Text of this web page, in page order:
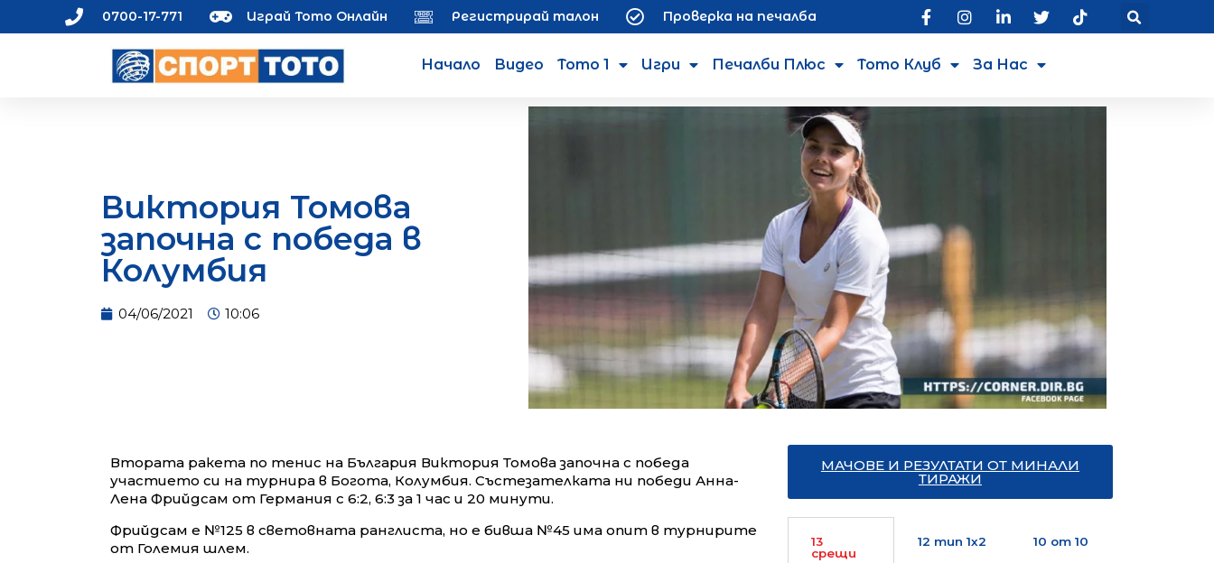
0700-17-771 Играй Тото Онлайн Регистрирай талон Проверка на печалба
Начало Видео Тото 1 Игри Печалби Плюс Тото Клуб За Нас
Виктория Томова
започна с победа в
Колумбия
04/06/2021 10:06
Втората ракета по тенис на България Виктория Томова започна с победа
участието си на турнира в Богота, Колумбия. Състезателката ни победи Анна-
Лена Фрийдсам от Германия с 6:2, 6:3 за 1 час и 20 минути.
Фрийдсам е №125 в световната ранглиста, но е бивша №45 има опит в турнирите
от Големия шлем.
МАЧОВЕ И РЕЗУЛТАТИ ОТ МИНАЛИ
ТИРАЖИ
13
срещи
12 тип 1х2 10 от 10